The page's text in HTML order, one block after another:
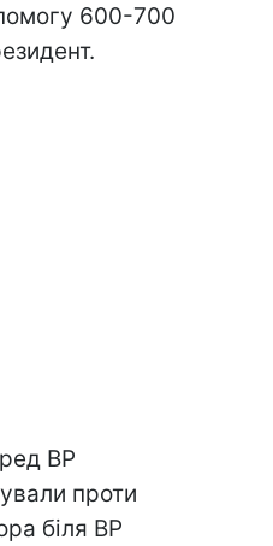
600-700
ВР
проти
біля ВР